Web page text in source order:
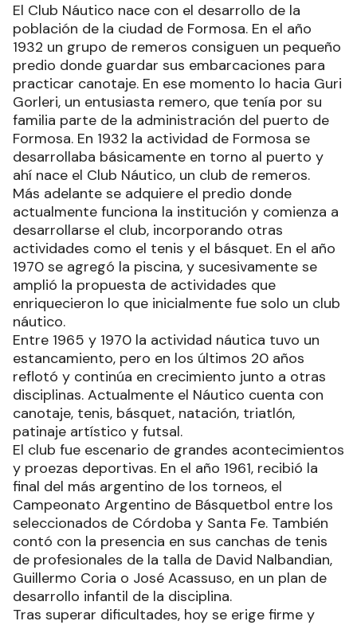
El Club Náutico nace con el desarrollo de la
población de la ciudad de Formosa. En el año
1932 un grupo de remeros consiguen un pequeño
predio donde guardar sus embarcaciones para
practicar canotaje. En ese momento lo hacia Guri
Gorleri, un entusiasta remero, que tenía por su
familia parte de la administración del puerto de
Formosa. En 1932 la actividad de Formosa se
desarrollaba básicamente en torno al puerto y
ahí nace el Club Náutico, un club de remeros.
Más adelante se adquiere el predio donde
actualmente funciona la institución y comienza a
desarrollarse el club, incorporando otras
actividades como el tenis y el básquet. En el año
1970 se agregó la piscina, y sucesivamente se
amplió la propuesta de actividades que
enriquecieron lo que inicialmente fue solo un club
náutico.
Entre 1965 y 1970 la actividad náutica tuvo un
estancamiento, pero en los últimos 20 años
reflotó y continúa en crecimiento junto a otras
disciplinas. Actualmente el Náutico cuenta con
canotaje, tenis, básquet, natación, triatlón,
patinaje artístico y futsal.
El club fue escenario de grandes acontecimientos
y proezas deportivas. En el año 1961, recibió la
final del más argentino de los torneos, el
Campeonato Argentino de Básquetbol entre los
seleccionados de Córdoba y Santa Fe. También
contó con la presencia en sus canchas de tenis
de profesionales de la talla de David Nalbandian,
Guillermo Coria o José Acassuso, en un plan de
desarrollo infantil de la disciplina.
Tras superar dificultades, hoy se erige firme y